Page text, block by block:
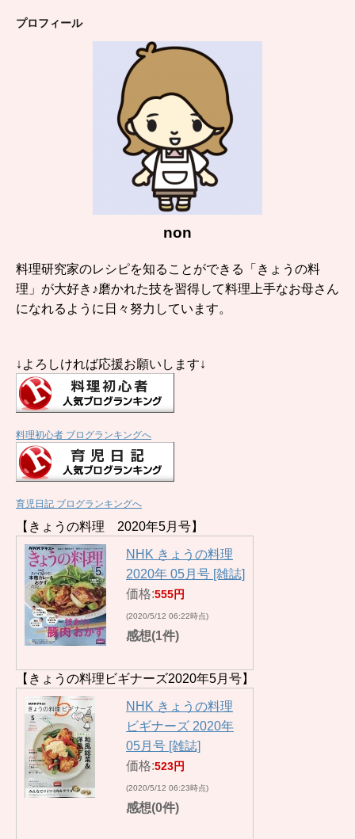
プロフィール
non
料理研究家のレシピを知ることができる「きょうの料
理」が大好き♪磨かれた技を習得して料理上手なお母さん
になれるように日々努力しています。
↓よろしければ応援お願いします↓
料理初心者 ブログランキングへ
育児日記 ブログランキングへ
【きょうの料理 2020年5月号】
NHK きょうの料理
2020年 05月号 [雑誌]
価格:555円
(2020/5/12 06:22時点)
感想(1件)
【きょうの料理ビギナーズ2020年5月号】
NHK きょうの料理
ビギナーズ 2020年
05月号 [雑誌]
価格:523円
(2020/5/12 06:23時点)
感想(0件)